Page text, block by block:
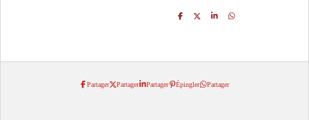
P
e
P
e
P
e
P
e
Partager
Partager Partager Épingler Partager